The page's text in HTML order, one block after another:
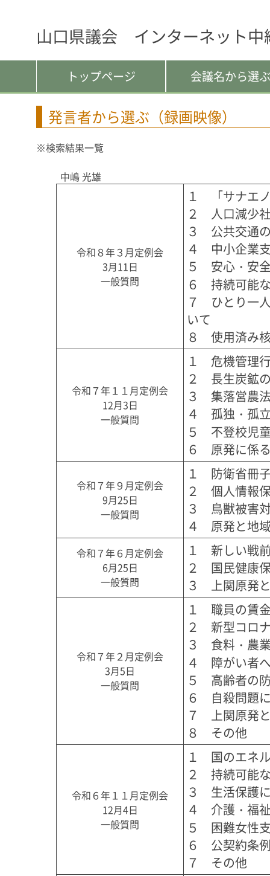
山口県議会 インターネット中
トップページ 会議名から選ぶ
発言者から選ぶ（録画映像）
※検索結果一覧
中嶋 光雄
令和８年３月定例会
3月11日
一般質問
１　「サナエ
２　人口減少
３　公共交通
４　中小企業
５　安心・安
６　持続可能
７　ひとり一
いて
令和７年１１月定例会
12月3日
一般質問
１　危機管理
２　長生炭鉱
３　集落営農
４　孤独・孤
５　不登校児
令和７年９月定例会
9月25日
一般質問
１　防衛省冊
２　個人情報
３　鳥獣被害
令和７年６月定例会
6月25日
一般質問
１　新しい戦
２　国民健康
３　上関原発
令和７年２月定例会
3月5日
一般質問
１　職員の賃
２　新型コロ
３　食料・農
４　障がい者
５　高齢者の
６　自殺問題
７　上関原発
８　その他
令和６年１１月定例会
12月4日
一般質問
１　国のエネ
２　持続可能
３　生活保護
４　介護・福
５　困難女性
６　公契約条
７　その他